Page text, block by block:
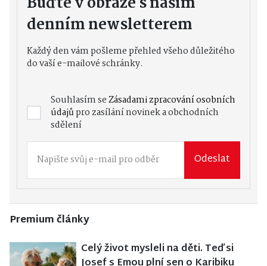
denním newsletterem
Každý den vám pošleme přehled všeho důležitého
do vaší e-mailové schránky.
Souhlasím seZásadami zpracování osobních
údajůpro zasílání novinek a obchodních
sdělení
Odeslat
Premium články
Celý život mysleli na děti. Teď si